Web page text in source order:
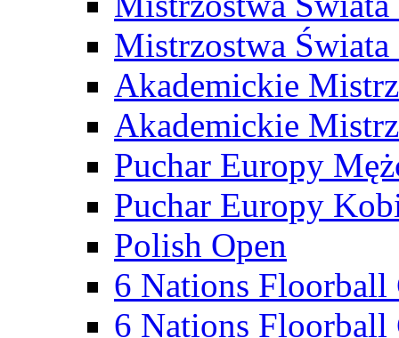
Mistrzostwa
Akademickie
Akademickie
Puchar Europy
Puchar Europy
Polish Open
6 Nations Floorball
6 Nations Floorball